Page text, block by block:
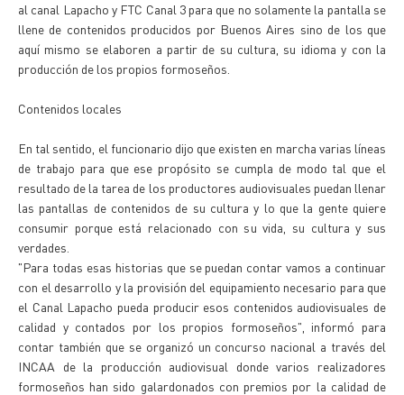
al canal Lapacho y FTC Canal 3 para que no solamente la pantalla se
llene de contenidos producidos por Buenos Aires sino de los que
aquí mismo se elaboren a partir de su cultura, su idioma y con la
producción de los propios formoseños.
Contenidos locales
En tal sentido, el funcionario dijo que existen en marcha varias líneas
de trabajo para que ese propósito se cumpla de modo tal que el
resultado de la tarea de los productores audiovisuales puedan llenar
las pantallas de contenidos de su cultura y lo que la gente quiere
consumir porque está relacionado con su vida, su cultura y sus
verdades.
"Para todas esas historias que se puedan contar vamos a continuar
con el desarrollo y la provisión del equipamiento necesario para que
el Canal Lapacho pueda producir esos contenidos audiovisuales de
calidad y contados por los propios formoseños", informó para
contar también que se organizó un concurso nacional a través del
INCAA de la producción audiovisual donde varios realizadores
formoseños han sido galardonados con premios por la calidad de